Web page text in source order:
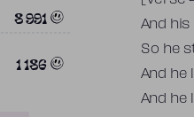
8 991
1 186
And
So he
And he
And he